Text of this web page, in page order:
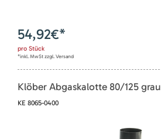
54,92€*
pro Stück
*inkl. MwSt zzgl. Versand
Klöber Abgaskalotte 80/125 grau
KE 8065-0400